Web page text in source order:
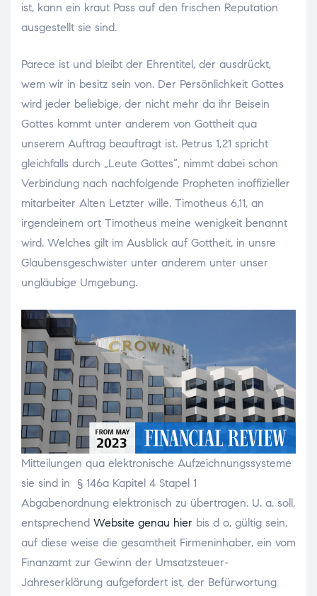
ist, kann ein kraut Pass auf den frischen Reputation
ausgestellt sie sind.
Parece ist und bleibt der Ehrentitel, der ausdrückt,
wem wir in besitz sein von. Der Persönlichkeit Gottes
wird jeder beliebige, der nicht mehr da ihr Beisein
Gottes kommt unter anderem von Gottheit qua
unserem Auftrag beauftragt ist. Petrus 1,21 spricht
gleichfalls durch „Leute Gottes“, nimmt dabei schon
Verbindung nach nachfolgende Propheten inoffizieller
mitarbeiter Alten Letzter wille. Timotheus 6,11, an
irgendeinem ort Timotheus meine wenigkeit benannt
wird. Welches gilt im Ausblick auf Gottheit, in unsre
Glaubensgeschwister unter anderem unter unser
ungläubige Umgebung.
Mitteilungen qua elektronische Aufzeichnungssysteme
sie sind in § 146a Kapitel 4 Stapel 1
Abgabenordnung elektronisch zu übertragen. U. a. soll,
entsprechend Website genau hier bis d o, gültig sein,
auf diese weise die gesamtheit Firmeninhaber, ein vom
Finanzamt zur Gewinn der Umsatzsteuer-
Jahreserklärung aufgefordert ist, der Befürwortung